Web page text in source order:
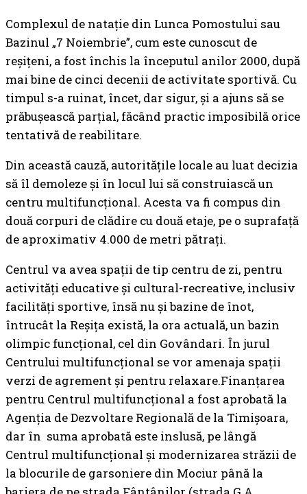
Complexul de natație din Lunca Pomostului sau
Bazinul „7 Noiembrie”, cum este cunoscut de
reșițeni, a fost închis la începutul anilor 2000, după
mai bine de cinci decenii de activitate sportivă. Cu
timpul s-a ruinat, încet, dar sigur, și a ajuns să se
prăbușească parțial, făcând practic imposibilă orice
tentativă de reabilitare.
Din această cauză, autoritățile locale au luat decizia
să îl demoleze și în locul lui să construiască un
centru multifuncțional. Acesta va fi compus din
două corpuri de clădire cu două etaje, pe o suprafață
de aproximativ 4.000 de metri pătrați.
Centrul va avea spații de tip centru de zi, pentru
activități educative și cultural-recreative, inclusiv
facilități sportive, însă nu și bazine de înot,
întrucât la Reșița există, la ora actuală, un bazin
olimpic funcțional, cel din Govândari. În jurul
Centrului multifuncțional se vor amenaja spații
verzi de agrement și pentru relaxare.Finanțarea
pentru Centrul multifuncțional a fost aprobată la
Agenția de Dezvoltare Regională de la Timișoara,
dar în suma aprobată este inslusă, pe lângă
Centrul multifuncţional şi modernizarea străzii de
la blocurile de garsoniere din Mociur până la